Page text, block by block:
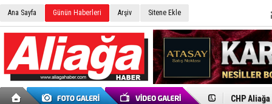
Ana Sayfa Günün Haberleri Arşiv Sitene Ekle
İzmir'in
Çağrısı
Onat